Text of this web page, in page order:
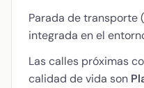
Parada de transporte
integrada en el
Las calles próximas
calidad de vida son